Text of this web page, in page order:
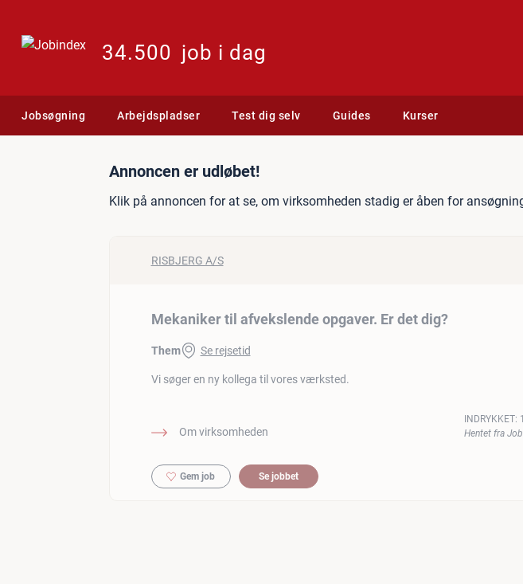
34.500 job i dag
Jobsøgning Arbejdspladser Test dig selv Guides Kurser
Jobannonce: Mekaniker til
Annoncen er udløbet!
Klik på annoncen for at se, om virksomheden stadig er åben for
RISBJERG A/S
Mekaniker til afvekslende opgaver. Er det dig?
Them Se rejsetid
Vi søger en ny kollega til vores værksted.
Om virksomheden
INDRYKKET:
Hentet fra
Gem job Se jobbet